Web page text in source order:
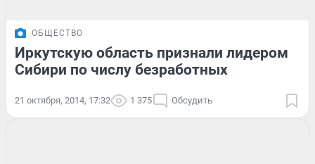
ОБЩЕСТВО
Иркутскую область признали лидером
Сибири по числу безработных
21 октября, 2014, 17:32 1 375 Обсудить